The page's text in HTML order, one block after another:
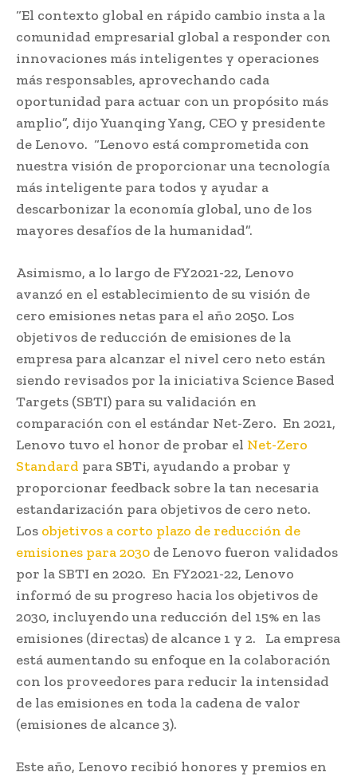
“El contexto global en rápido cambio insta a la
comunidad empresarial global a responder con
innovaciones más inteligentes y operaciones
más responsables, aprovechando cada
oportunidad para actuar con un propósito más
amplio”, dijo Yuanqing Yang, CEO y presidente
de Lenovo. “Lenovo está comprometida con
nuestra visión de proporcionar una tecnología
más inteligente para todos y ayudar a
descarbonizar la economía global, uno de los
mayores desafíos de la humanidad”.
Asimismo, a lo largo de FY2021-22, Lenovo
avanzó en el establecimiento de su visión de
cero emisiones netas para el año 2050. Los
objetivos de reducción de emisiones de la
empresa para alcanzar el nivel cero neto están
siendo revisados por la iniciativa Science Based
Targets (SBTI) para su validación en
comparación con el estándar Net-Zero. En 2021,
Lenovo tuvo el honor de probar el Net-Zero
Standard para SBTi, ayudando a probar y
proporcionar feedback sobre la tan necesaria
estandarización para objetivos de cero neto.
Los objetivos a corto plazo de reducción de
emisiones para 2030 de Lenovo fueron validados
por la SBTI en 2020. En FY2021-22, Lenovo
informó de su progreso hacia los objetivos de
2030, incluyendo una reducción del 15% en las
emisiones (directas) de alcance 1 y 2. La empresa
está aumentando su enfoque en la colaboración
con los proveedores para reducir la intensidad
de las emisiones en toda la cadena de valor
(emisiones de alcance 3).
Este año, Lenovo recibió honores y premios en